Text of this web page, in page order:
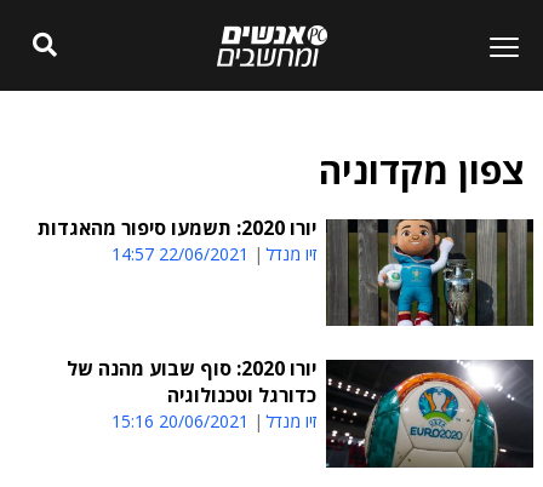
צפון מקדוניה
יורו 2020: תשמעו סיפור מהאגדות
זיו מנדל 22/06/2021 14:57
יורו 2020: סוף שבוע מהנה של
כדורגל וטכנולוגיה
זיו מנדל 20/06/2021 15:16